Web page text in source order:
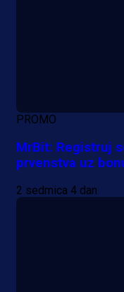
PROMO
MrBit: Registruj
prvenstva uz
2 sedmica 4 dan